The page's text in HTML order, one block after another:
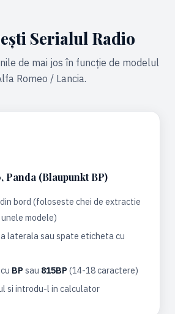
Serialul Radio
de mai jos în funcție de modelul
Romeo / Lancia.
Panda (Blaupunkt BP)
bord (foloseste chei de extractie
modele)
laterala sau spate eticheta cu
BP sau 815BP (14-18 caractere)
si introdu-l in calculator